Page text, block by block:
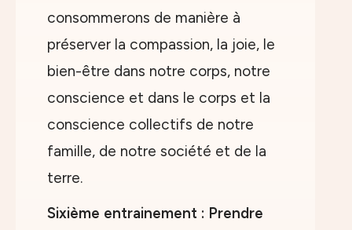
consommerons de manière à
préserver la compassion, la joie, le
bien-être dans notre corps, notre
conscience et dans le corps et la
conscience collectifs de notre
famille, de notre société et de la
terre.
Sixième entrainement : Prendre